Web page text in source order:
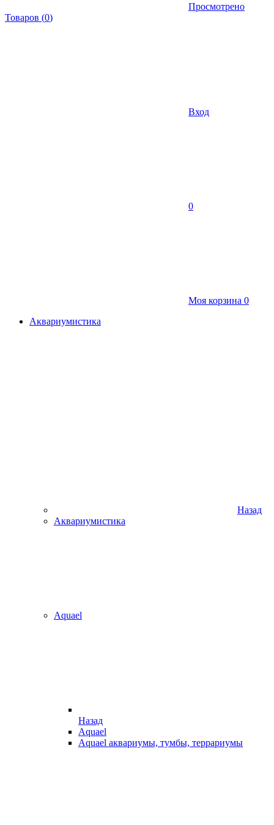
Просмотрено
Товаров (0)
Вход
0
Моя корзина 0
Аквариумистика
Назад
Аквариумистика
Aquael
Назад
Aquael
Aquael аквариумы, тумбы, террариумы